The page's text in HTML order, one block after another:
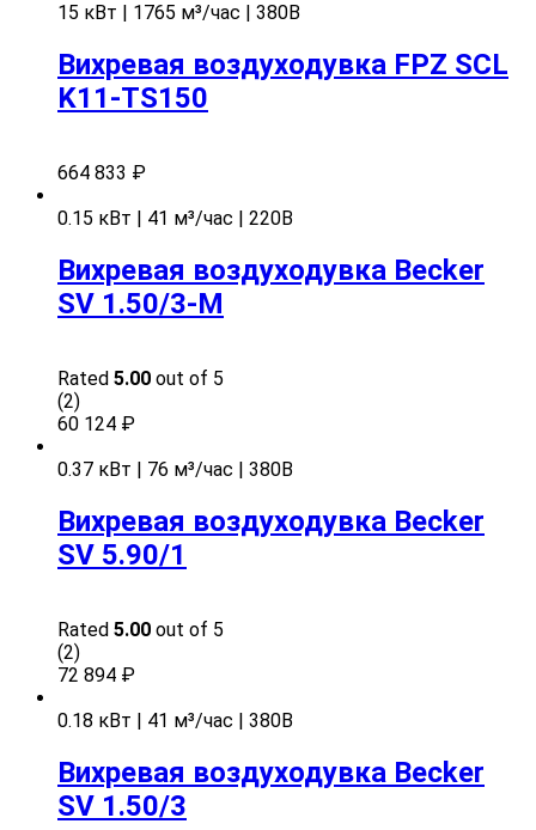
15 кВт | 1765 м³/час | 380В
Вихревая воздуходувка FPZ SCL
K11-TS150
664 833 ₽
0.15 кВт | 41 м³/час | 220В
Вихревая воздуходувка Becker
SV 1.50/3-M
Rated 5.00 out of 5
(2)
60 124 ₽
0.37 кВт | 76 м³/час | 380В
Вихревая воздуходувка Becker
SV 5.90/1
Rated 5.00 out of 5
(2)
72 894 ₽
0.18 кВт | 41 м³/час | 380В
Вихревая воздуходувка Becker
SV 1.50/3